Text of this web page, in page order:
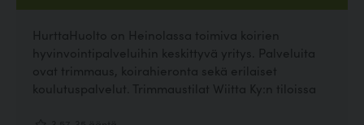
HurttaHuolto on Heinolassa toimiva koirien
hyvinvointipalveluihin keskittyvä yritys. Palveluita
ovat trimmaus, koirahieronta sekä erilaiset
koulutuspalvelut. Trimmaustilat Wiitta Ky:n tiloissa